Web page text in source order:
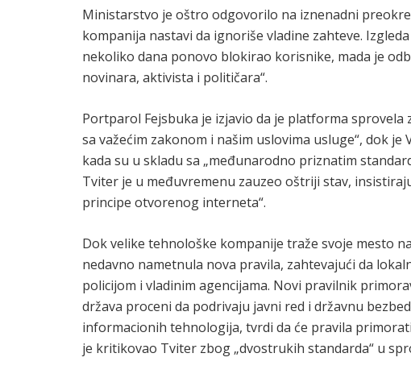
Ministarstvo je oštro odgovorilo na iznenadni
kompanija nastavi da ignoriše vladine zahteve.
nekoliko dana ponovo blokirao korisnike, mada je
novinara, aktivista i političara“.
Portparol Fejsbuka je izjavio da je platforma
sa važećim zakonom i našim uslovima usluge“, dok
kada su u skladu sa „međunarodno priznatim
Tviter je u međuvremenu zauzeo oštriji stav,
principe otvorenog interneta“.
Dok velike tehnološke kompanije traže svoje mesto
nedavno nametnula nova pravila, zahtevajući da
policijom i vladinim agencijama. Novi pravilnik
država proceni da podrivaju javni red i državnu
informacionih tehnologija, tvrdi da će pravila
je kritikovao Tviter zbog „dvostrukih standarda“ u